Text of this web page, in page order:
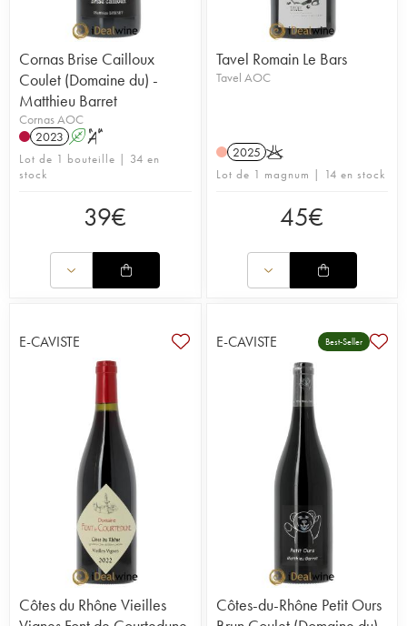
Cornas Brise Cailloux
Coulet (Domaine du) -
Matthieu Barret
Cornas AOC
2023 A S
Lot de 1 bouteille | 34 en
stock
39€
Tavel Romain Le Bars
Tavel AOC
2025 K
Lot de 1 magnum | 14 en stock
45€
E-CAVISTE
Côtes du Rhône Vieilles
E-CAVISTE Best-Seller
Côtes-du-Rhône Petit Ours